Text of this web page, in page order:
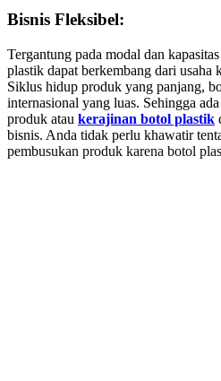
Bisnis Fleksibel:
Tergantung pada modal dan
plastik dapat berkembang dari usaha
Siklus hidup produk yang panjang,
internasional yang luas. Sehingga
produk atau kerajinan botol plastik
bisnis. Anda tidak perlu khawatir
pembusukan produk karena botol